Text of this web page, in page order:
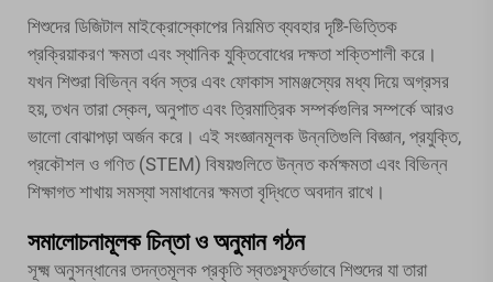
শিশুদের ডিজিটাল মাইক্রোস্কোপের নিয়মিত ব্যবহার দৃষ্টি-ভিত্তিক
প্রক্রিয়াকরণ ক্ষমতা এবং স্থানিক যুক্তিবোধের দক্ষতা শক্তিশালী করে।
যখন শিশুরা বিভিন্ন বর্ধন স্তর এবং ফোকাস সামঞ্জস্যের মধ্য দিয়ে অগ্রসর
হয়, তখন তারা স্কেল, অনুপাত এবং ত্রিমাত্রিক সম্পর্কগুলির সম্পর্কে আরও
ভালো বোঝাপড়া অর্জন করে। এই সংজ্ঞানমূলক উন্নতিগুলি বিজ্ঞান, প্রযুক্তি,
প্রকৌশল ও গণিত (STEM) বিষয়গুলিতে উন্নত কর্মক্ষমতা এবং বিভিন্ন
শিক্ষাগত শাখায় সমস্যা সমাধানের ক্ষমতা বৃদ্ধিতে অবদান রাখে।
সমালোচনামূলক চিন্তা ও অনুমান গঠন
সূক্ষ্ম অনুসন্ধানের তদন্তমূলক প্রকৃতি স্বতঃস্ফূর্তভাবে শিশুদের যা তারা